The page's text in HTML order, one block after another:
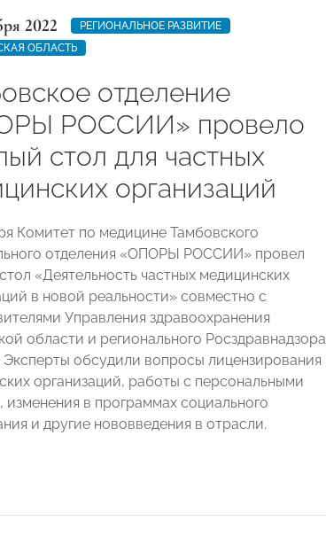
2022
РЕГИОНАЛЬНОЕ РАЗВИТИЕ
ОБЛАСТЬ
отделение
РОССИИ» провело
стол для частных
организаций
Комитет по медицине Тамбовского
отделения «ОПОРЫ РОССИИ» провел
«Деятельность частных медицинских
в новой реальности» совместно с
Управления здравоохранения
области и регионального Росздравнадзора
Эксперты обсудили вопросы лицензирования
организаций, работы с персональными
изменения в программах социального
и другие нововведения в отрасли.